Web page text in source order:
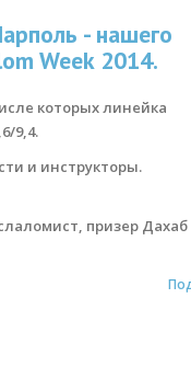
- нашего
Week 2014.
которых линейка
9,4.
и инструкторы.
призер Дахаб